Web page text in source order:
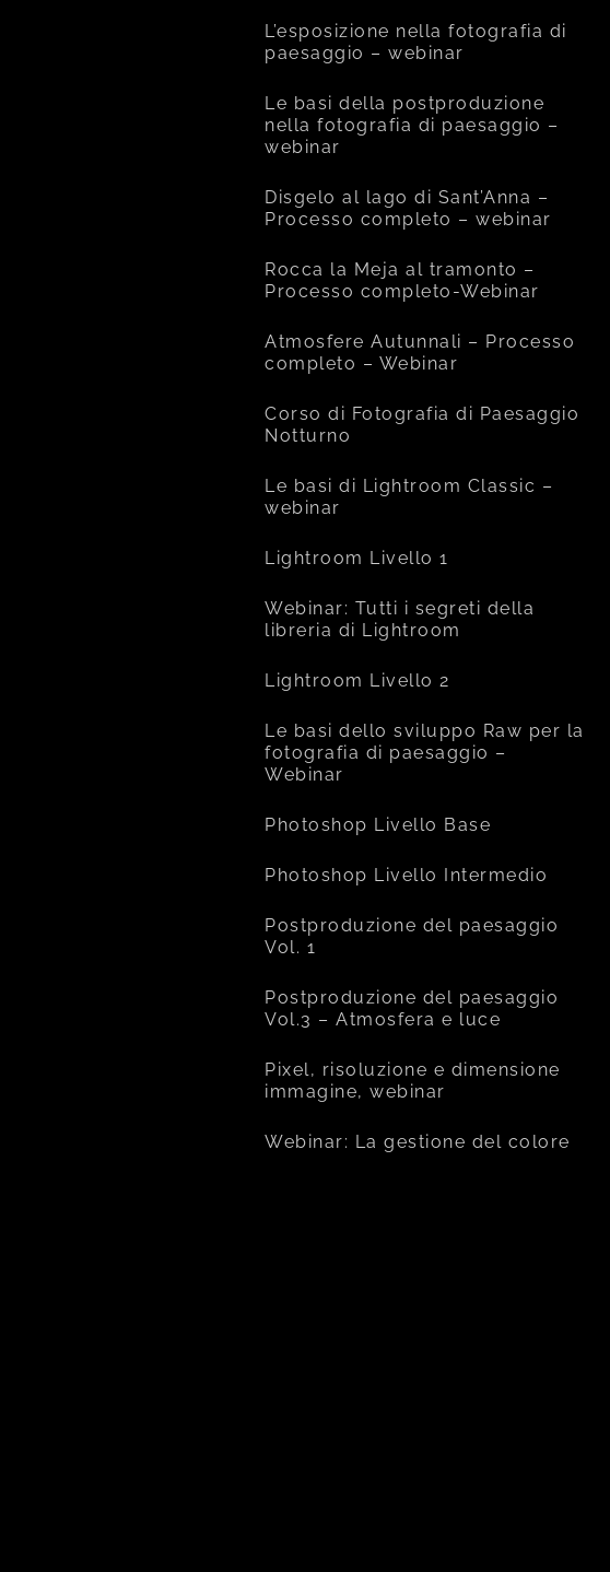
L’esposizione nella fotografia di
paesaggio – webinar
Le basi della postproduzione
nella fotografia di paesaggio –
webinar
Disgelo al lago di Sant’Anna –
Processo completo – webinar
Rocca la Meja al tramonto –
Processo completo-Webinar
Atmosfere Autunnali – Processo
completo – Webinar
Corso di Fotografia di Paesaggio
Notturno
Le basi di Lightroom Classic –
webinar
Lightroom Livello 1
Webinar: Tutti i segreti della
libreria di Lightroom
Lightroom Livello 2
Le basi dello sviluppo Raw per la
fotografia di paesaggio –
Webinar
Photoshop Livello Base
Photoshop Livello Intermedio
Postproduzione del paesaggio
Vol. 1
Postproduzione del paesaggio
Vol.3 – Atmosfera e luce
Pixel, risoluzione e dimensione
immagine, webinar
Webinar: La gestione del colore